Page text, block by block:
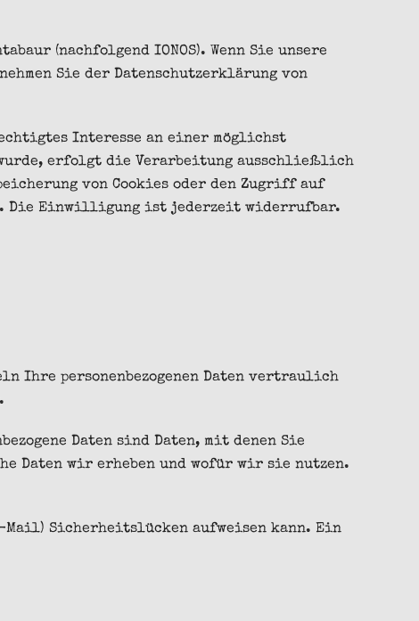
(nachfolgend IONOS). Wenn Sie unsere
Sie der Datenschutzerklärung von
Interesse an einer möglichst
erfolgt die Verarbeitung ausschließlich
von Cookies oder den Zugriff auf
Die Einwilligung ist jederzeit widerrufbar.
Ihre personenbezogenen Daten vertraulich
Daten sind Daten, mit denen Sie
Daten wir erheben und wofür wir sie nutzen.
Mail) Sicherheitslücken aufweisen kann. Ein